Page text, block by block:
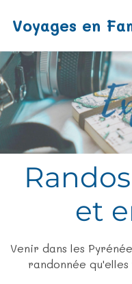
Voyages en
et
Venir dans les
randonnée